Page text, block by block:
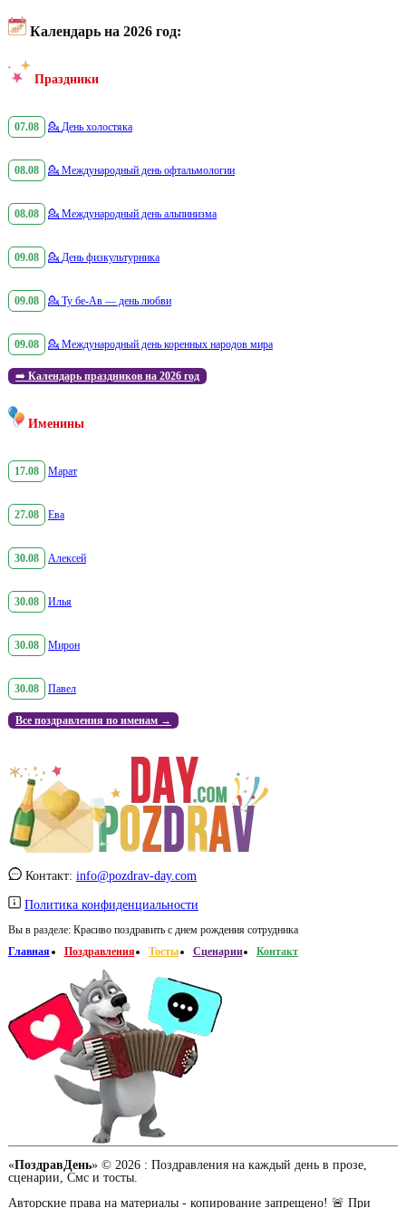
Календарь на 2026 год:
Праздники
07.08 💁 День холостяка
08.08 💁 Международный день офтальмологии
08.08 💁 Международный день альпинизма
09.08 💁 День физкультурника
09.08 💁 Ту бе-Ав — день любви
09.08 💁 Международный день коренных народов мира
➡️ Календарь праздников на 2026 год
Именины
17.08 Марат
27.08 Ева
30.08 Алексей
30.08 Илья
30.08 Мирон
30.08 Павел
Все поздравления по именам →
Контакт: info@pozdrav-day.com
Политика конфиденциальности
Вы в разделе: Красиво поздравить с днем рождения сотрудника
Главная
Поздравления Тосты Сценарии Контакт
«ПоздравДень» © 2026 : Поздравления на каждый день в прозе,
сценарии, Смс и тосты.
Авторские права на материалы - копирование запрещено! 🚨 При